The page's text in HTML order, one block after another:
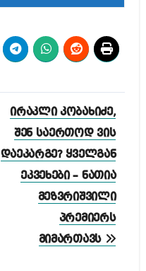
ირაკლი კობახიძე,
შენ საერთოდ ვის
დაეკარგე? ყველგან
ეკვეხები – ნათია
მეზვრიშვილი
პრემიერს
მიმართავს